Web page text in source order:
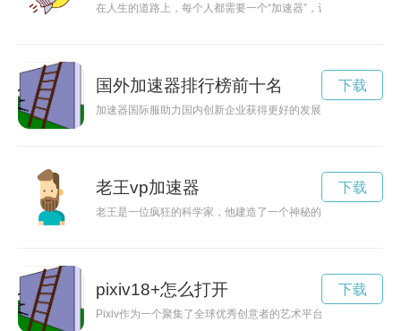
在人生的道路上，每个人都需要一个“加速器”，让自己的梦想起
国外加速器排行榜前十名
加速器国际服助力国内创新企业获得更好的发展，为他们提供
下载
老王vp加速器
老王是一位疯狂的科学家，他建造了一个神秘的黑洞加速器，引
下载
pixiv18+怎么打开
Pixiv作为一个聚集了全球优秀创意者的艺术平台，是无数创作
下载